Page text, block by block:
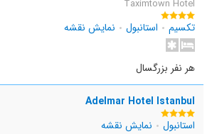
Taximtown Hotel
تکسیم استانبول نمایش نقشه
هر نفر بزرگسال
Adelmar Hotel Istanbul
استانبول
نمایش نقشه